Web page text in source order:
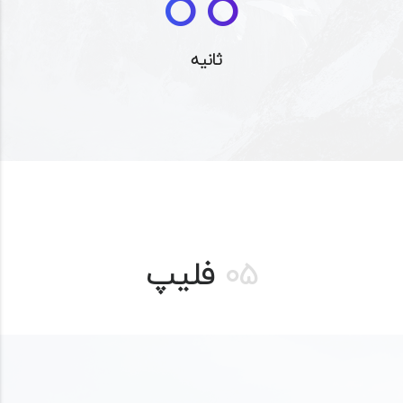
ثانیه
05 فلیپ